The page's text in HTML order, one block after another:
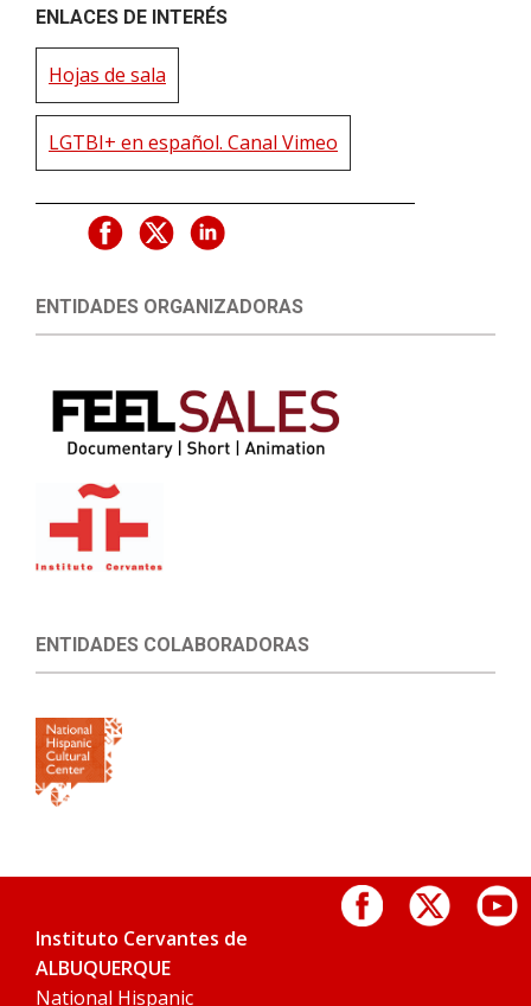
ENLACES DE INTERÉS
Hojas de sala
LGTBI+ en español. Canal Vimeo
ENTIDADES ORGANIZADORAS
ENTIDADES COLABORADORAS
Instituto Cervantes de
ALBUQUERQUE
National Hispanic